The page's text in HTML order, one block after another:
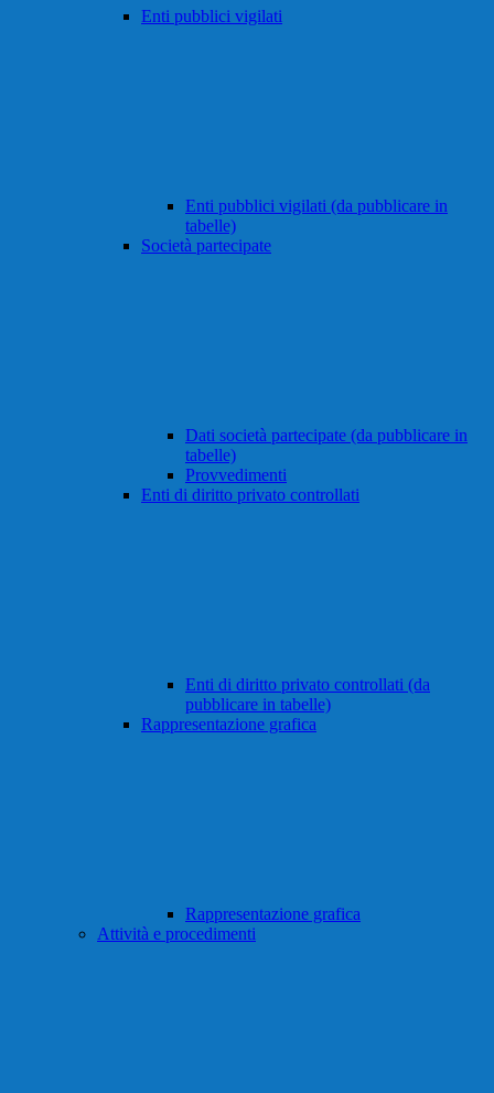
Enti pubblici vigilati
Enti pubblici vigilati (da pubblicare in
tabelle)
Società partecipate
Dati società partecipate (da pubblicare in
tabelle)
Provvedimenti
Enti di diritto privato controllati
Enti di diritto privato controllati (da
pubblicare in tabelle)
Rappresentazione grafica
Rappresentazione grafica
Attività e procedimenti